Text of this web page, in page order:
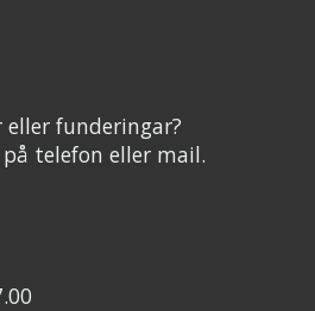
funderingar?
telefon eller mail.